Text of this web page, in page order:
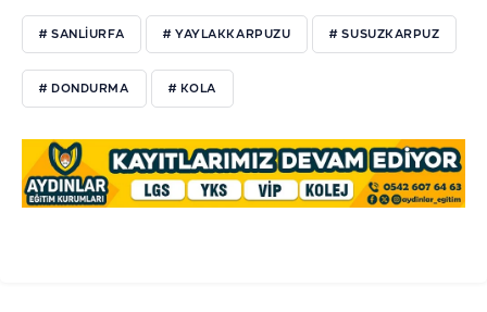
# SANLIURFA # YAYLAKKARPUZU # SUSUZKARPUZ
# DONDURMA # KOLA